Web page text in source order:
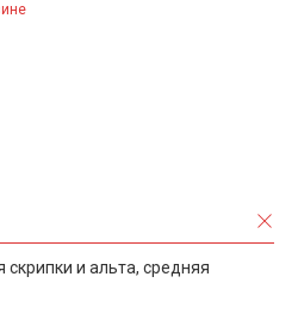
и альта, средняя